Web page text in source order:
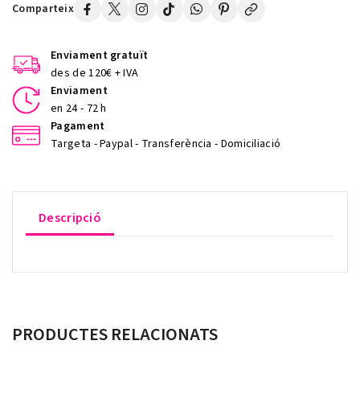
Comparteix
Enviament gratuït
des de 120€ + IVA
Enviament
en 24 - 72 h
Pagament
Targeta - Paypal - Transferència - Domiciliació
Descripció
PRODUCTES RELACIONATS